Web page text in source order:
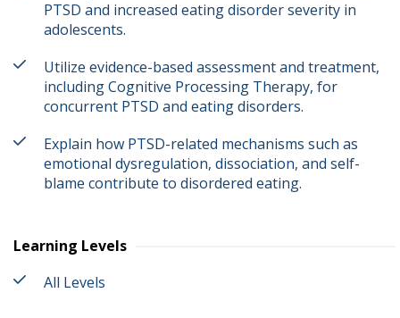
PTSD and increased eating disorder severity in
adolescents.
Utilize evidence-based assessment and treatment,
including Cognitive Processing Therapy, for
concurrent PTSD and eating disorders.
Explain how PTSD-related mechanisms such as
emotional dysregulation, dissociation, and self-
blame contribute to disordered eating.
Learning Levels
All Levels